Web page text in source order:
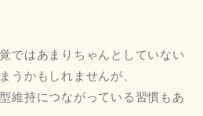
ではあまりちゃんとしていない
うかもしれませんが、
維持につながっている習慣もあ